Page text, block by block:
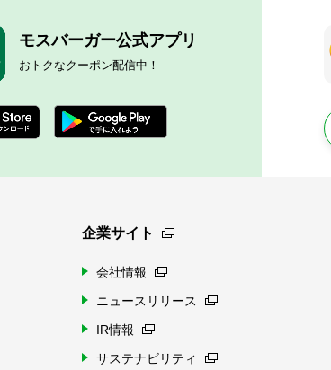
モスバーガー公式アプリ
おトクなクーポン配信中！
企業サイト
会社情報
ニュースリリース
IR情報
サステナビリティ